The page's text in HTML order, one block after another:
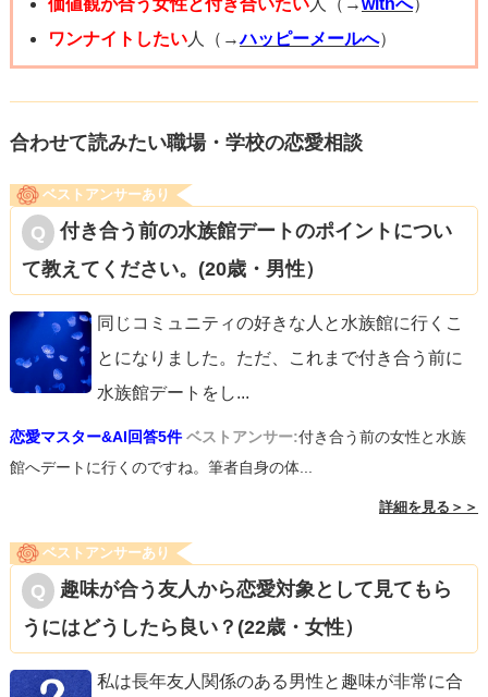
価値観が合う女性と付き合いたい人（→withへ）
ワンナイトしたい人（→ハッピーメールへ）
合わせて読みたい職場・学校の恋愛相談
ベストアンサーあり
付き合う前の水族館デートのポイントについ
て教えてください。(20歳・男性）
同じコミュニティの好きな人と水族館に行くこ
とになりました。ただ、これまで付き合う前に
水族館デートをし...
恋愛マスター&AI回答5件 ベストアンサー:付き合う前の女性と水族
館へデートに行くのですね。筆者自身の体...
詳細を見る＞＞
ベストアンサーあり
趣味が合う友人から恋愛対象として見てもら
うにはどうしたら良い？(22歳・女性）
私は長年友人関係のある男性と趣味が非常に合